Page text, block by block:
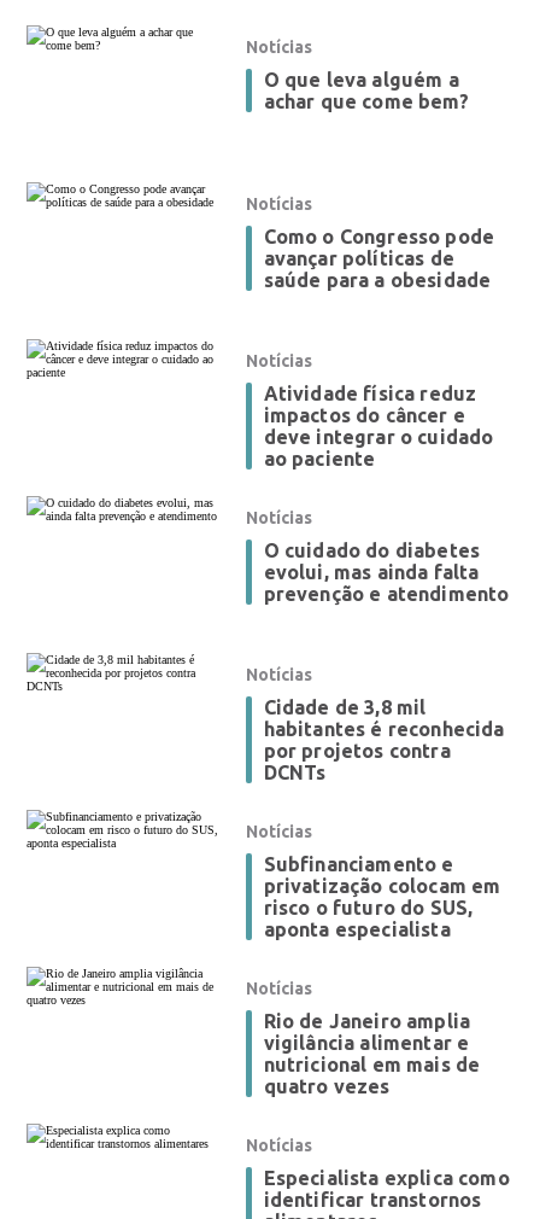
Notícias
O que leva alguém a
achar que come bem?
Notícias
Como o Congresso pode
avançar políticas de
saúde para a obesidade
Notícias
Atividade física reduz
impactos do câncer e
deve integrar o cuidado
ao paciente
Notícias
O cuidado do diabetes
evolui, mas ainda falta
prevenção e atendimento
Notícias
Cidade de 3,8 mil
habitantes é reconhecida
por projetos contra
DCNTs
Notícias
Subfinanciamento e
privatização colocam em
risco o futuro do SUS,
aponta especialista
Notícias
Rio de Janeiro amplia
vigilância alimentar e
nutricional em mais de
quatro vezes
Notícias
Especialista explica como
identificar transtornos